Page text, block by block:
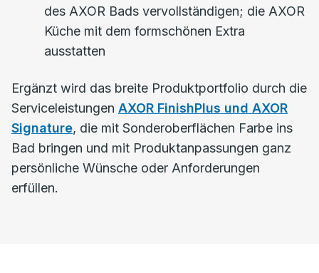
des AXOR Bads vervollständigen; die AXOR
Küche mit dem formschönen Extra
ausstatten
Ergänzt wird das breite Produktportfolio durch die
Serviceleistungen AXOR FinishPlus und AXOR
Signature, die mit Sonderoberflächen Farbe ins
Bad bringen und mit Produktanpassungen ganz
persönliche Wünsche oder Anforderungen
erfüllen.